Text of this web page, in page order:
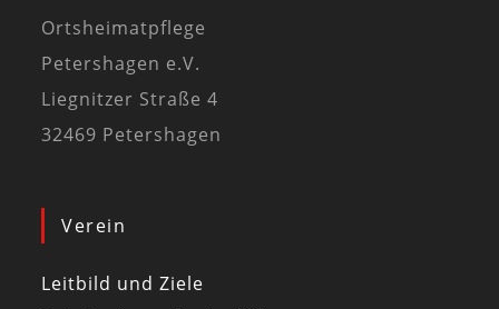
Ortsheimatpflege
Petershagen e.V.
Liegnitzer Straße 4
32469 Petershagen
Verein
Leitbild und Ziele